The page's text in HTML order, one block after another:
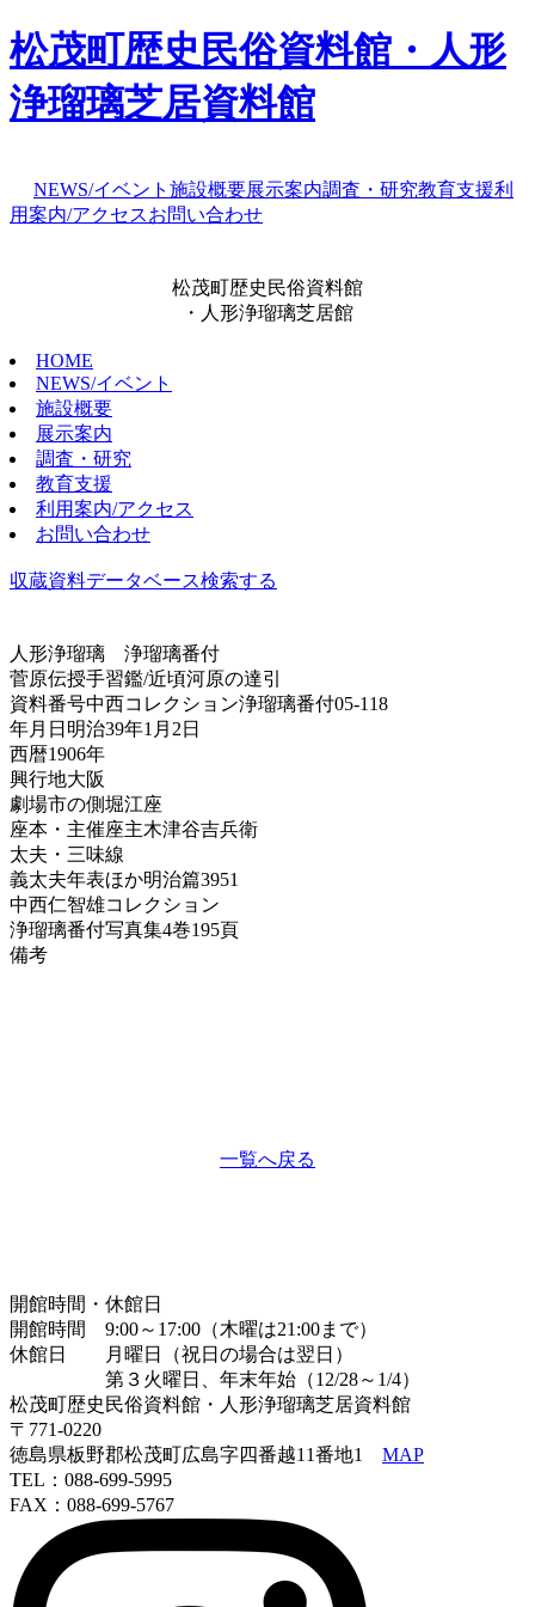
松茂町歴史民俗資料館・人形
浄瑠璃芝居資料館
NEWS/イベント 施設概要展示案内調査・研究教育支援利
用案内/アクセスお問い合わせ
松茂町歴史民俗資料館
・人形浄瑠璃芝居館
HOME
NEWS/イベント
施設概要
展示案内
調査・研究
教育支援
利用案内/アクセス
お問い合わせ
収蔵資料データベース検索する
人形浄瑠璃 浄瑠璃番付
菅原伝授手習鑑/近頃河原の達引
資料番号中西コレクション浄瑠璃番付05-118
年月日 明治39年1月2日
西暦1906年
興行地大阪
劇場市の側堀江座
座本・主催座主木津谷吉兵衛
太夫・三味線
義太夫年表ほか明治篇3951
中西仁智雄コレクション
浄瑠璃番付写真集4巻195頁
備考
一覧へ戻る
開館時間・休館日
開館時間 9:00～17:00（木曜は21:00まで）
休館日 月曜日（祝日の場合は翌日）
第３火曜日、年末年始（12/28～1/4）
松茂町歴史民俗資料館・人形浄瑠璃芝居資料館
〒771-0220
徳島県板野郡松茂町広島字四番越11番地1 MAP
TEL：088-699-5995
FAX：088-699-5767